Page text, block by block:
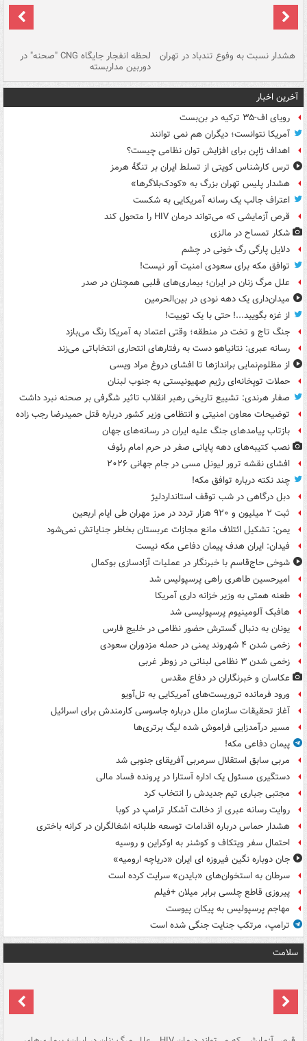
هشدار نسبت به وفوع تندباد در تهران لحظه انفجار جایگاه CNG "صحنه" در
دوربین مداربسته
آخرین اخبار
رویای اف-۳۵ ترکیه در بن‌بست
آمریکا نتوانست؛ دیگران هم نمی توانند
اهداف ژاپن برای افزایش توان نظامی چیست؟
ترس کارشناس کویتی از تسلط ایران بر تنگۀ هرمز
هشدار پلیس تهران بزرگ به «کودک‌بلاگرها»
اعتراف جالب یک رسانه آمریکایی به شکست
قرص آزمایشی که می‌تواند درمان HIV را متحول کند
شکار تمساح در مالزی
دلایل پارگی رگ خونی در چشم
توافق مکه برای سعودی امنیت آور نیست!
علل مرگ زنان در ایران؛ بیماری‌های قلبی همچنان در صدر
میدان‌داری یک دهه نودی در بین‌الحرمین
از غزه بگویید...! حتی با یک توییت!
جنگ تاج و تخت در منطقه؛ وقتی اعتماد به آمریکا رنگ می‌بازد
رسانه عبری: نتانیاهو دست به رفتارهای انتحاری انتخاباتی می‌زند
از مظلوم‌نمایی براندازها تا افشای دروغ مراد ویسی
حملات توپخانه‌ای رژیم صهیونیستی به جنوب لبنان
صفار هرندی: تشییع تاریخی رهبر انقلاب تاثیر شگرفی بر صحنه نبرد داشت
توضیحات معاون امنیتی و انتظامی وزیر کشور درباره قتل حمیدرضا رجب زاده
بازتاب پیامدهای جنگ علیه ایران در رسانه‌های جهان
نصب کتیبه‌های دهه پایانی صفر در حرم امام رئوف
افشای نقشه ترور لیونل مسی در جام جهانی ۲۰۲۶
چند نکته درباره توافق مکه!
دبل درگاهی در شب توقف استانداردلیژ
ثبت ۲ میلیون و ۹۲۰ هزار تردد در مرز مهران طی ایام اربعین
یمن: تشکیل ائتلاف مانع مجازات عربستان بخاطر جنایاتش نمی‌شود
فیدان: ایران هدف پیمان دفاعی مکه نیست
شوخی حاج‌قاسم با خبرنگار در عملیات آزادسازی بوکمال
امیرحسین طاهری راهی پرسپولیس شد
طعنه همتی به وزیر خزانه داری آمریکا
هافبک آلومینیوم پرسپولیسی شد
یونان به دنبال گسترش حضور نظامی در خلیج فارس
زخمی شدن ۴ شهروند یمنی در حمله مزدوران سعودی
زخمی شدن ۳ نظامی لبنانی در زوطر غربی
عکاسان و خبرنگاران در دفاع مقدس
ورود فرمانده تروریست‌های آمریکایی به تل‌آویو
آغاز تحقیقات سازمان ملل درباره جاسوسی کارمندش برای اسرائیل
مسیر درآمدزایی فراموش شده لیگ برتری‌ها
پیمان دفاعی مکه!
مربی سابق استقلال سرمربی آفریقای جنوبی شد
دستگیری مسئول یک اداره آستارا در پرونده فساد مالی
مجتبی جباری تیم جدیدش را انتخاب کرد
روایت رسانه عبری از دخالت آشکار ترامپ در کوبا
هشدار حماس درباره اقدامات توسعه طلبانه اشغالگران در کرانه باختری
احتمال سفر ویتکاف و کوشنر به اوکراین و روسیه
جان دوباره نگین فیروزه ای ایران «دریاچه ارومیه»
سرطان به استخوان‌های «بایدن» سرایت کرده است
پیروزی قاطع چلسی برابر میلان +فیلم
مهاجم پرسپولیس به پیکان پیوست
ترامپ، مرتکب جنایت جنگی شده است
سلامت